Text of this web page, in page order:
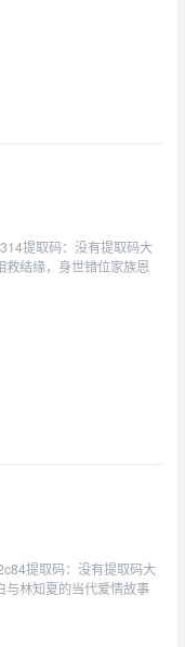
提取码：没有提取码大
结缘，身世错位家族恩
提取码：没有提取码大
林知夏的当代爱情故事